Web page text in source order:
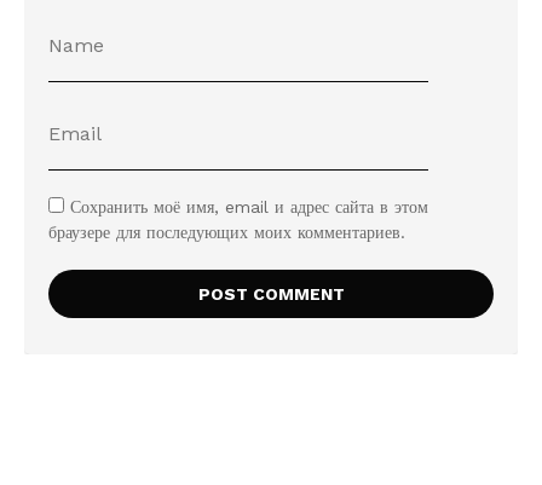
Сохранить моё имя, email и адрес сайта в этом
браузере для последующих моих комментариев.